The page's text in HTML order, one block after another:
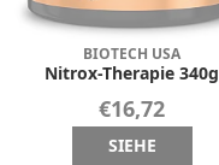
BIOTECH USA
Nitrox-Therapie 340g
€16,72
SIEHE